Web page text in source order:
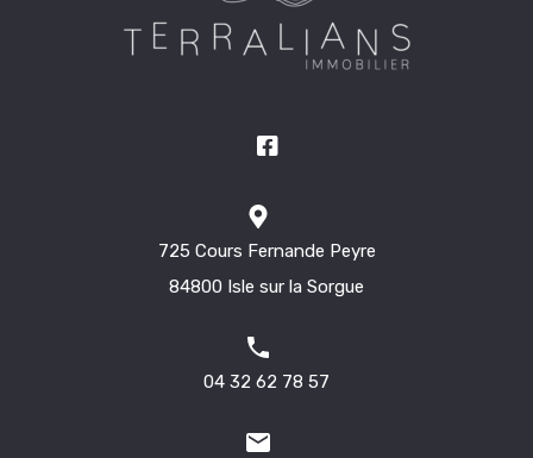
725 Cours Fernande Peyre
84800 Isle sur la Sorgue
04 32 62 78 57